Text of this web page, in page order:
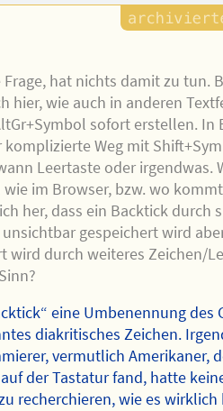
Frage, hat nichts damit zu tun.
hier, wie auch in anderen
sofort erstellen. In
komplizierte Weg mit
Leertaste oder irgendwas.
im Browser, bzw. wo
her, dass ein Backtick durch
gespeichert wird
wird durch weiteres Zeichen/
eine Umbenennung des
diakritisches Zeichen.
vermutlich Amerikaner,
der Tastatur fand, hatte
recherchieren, wie es